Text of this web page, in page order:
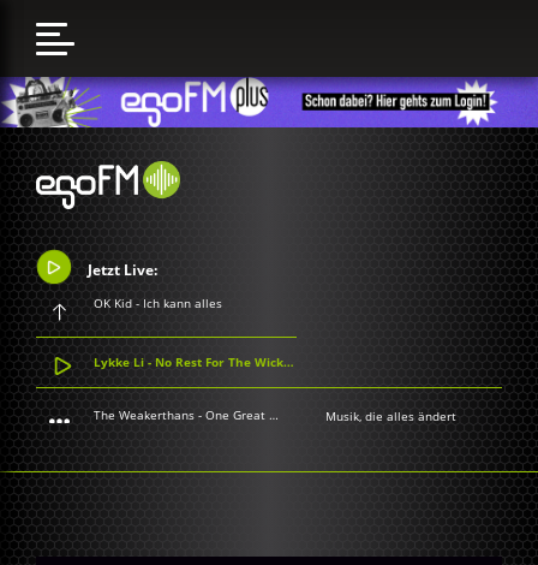
Jetzt Live:
OK Kid - Ich kann alles
Lykke Li - No Rest For The Wicked
The Weakerthans - One Great City! Musik, die alles ändert